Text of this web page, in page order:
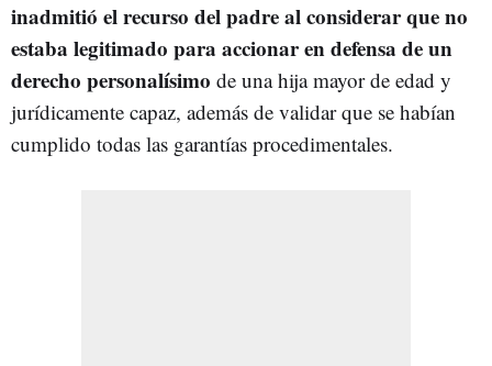
inadmitió el recurso del padre al considerar que no
estaba legitimado para accionar en defensa de un
derecho personalísimo de una hija mayor de edad y
jurídicamente capaz, además de validar que se habían
cumplido todas las garantías procedimentales.